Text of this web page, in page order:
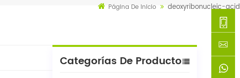
Página De Inicio deoxyribonucleic-acid
Categorías De Producto